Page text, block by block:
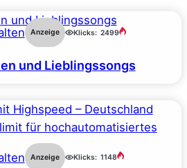
Anzeige Klicks: 2499
und Lieblingssongs
Anzeige Klicks: 1148